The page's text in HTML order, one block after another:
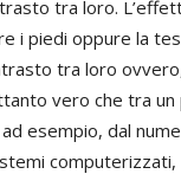
tra loro.
i piedi oppure la
tra loro
vero che tra
esempio, dal